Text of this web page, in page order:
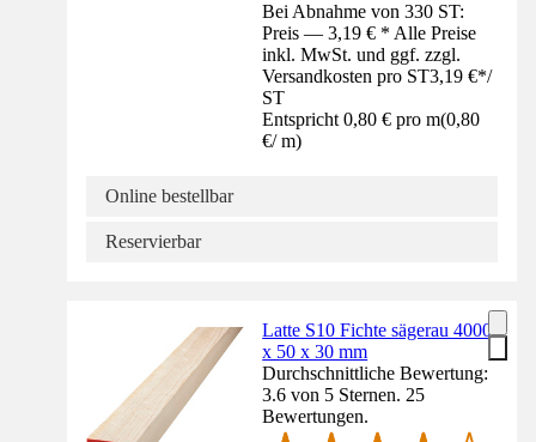
Bei Abnahme von 330 ST:
Preis — 3,19 € * Alle Preise
inkl. MwSt. und ggf. zzgl.
Versandkosten pro ST3,19 €*/
ST
Entspricht 0,80 € pro m(0,80
€/ m)
Online bestellbar
Reservierbar
Latte S10 Fichte sägerau 4000
x 50 x 30 mm
Durchschnittliche Bewertung:
3.6 von 5 Sternen. 25
Bewertungen.